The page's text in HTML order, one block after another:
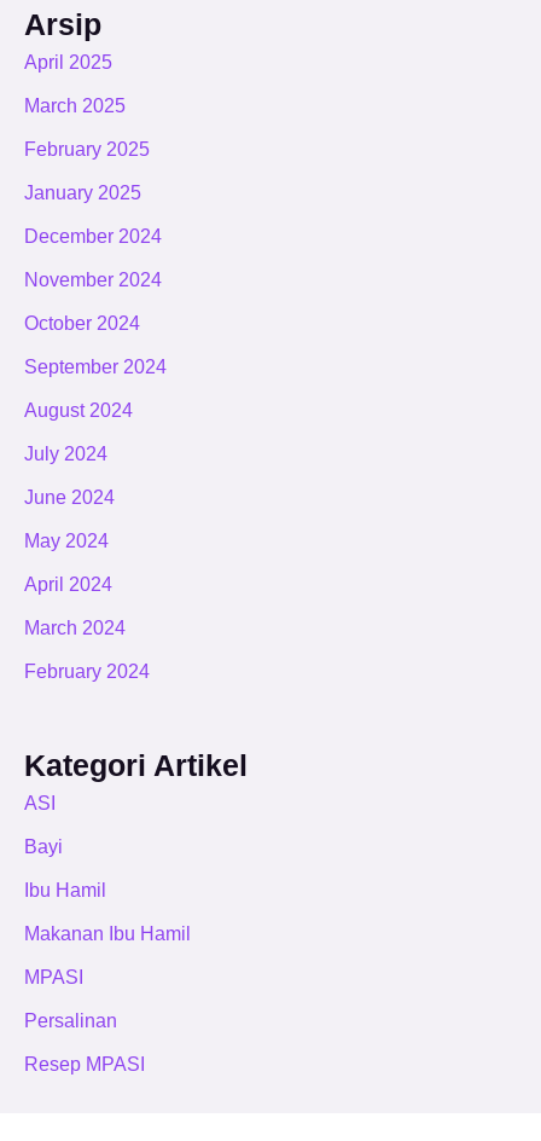
Arsip
April 2025
March 2025
February 2025
January 2025
December 2024
November 2024
October 2024
September 2024
August 2024
July 2024
June 2024
May 2024
April 2024
March 2024
February 2024
Kategori Artikel
ASI
Bayi
Ibu Hamil
Makanan Ibu Hamil
MPASI
Persalinan
Resep MPASI